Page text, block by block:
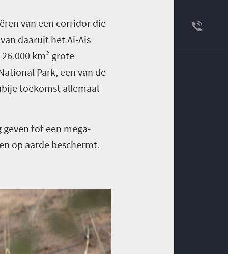
van een corridor die
daaruit het Ai-Ais
km² grote
Park, een van de
toekomst allemaal
tot een mega-
op aarde beschermt.